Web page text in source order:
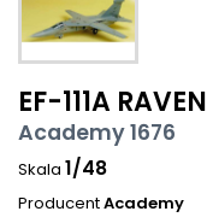
EF-111A RAVEN
Academy 1676
Skala 1/48
ProducentAcademy